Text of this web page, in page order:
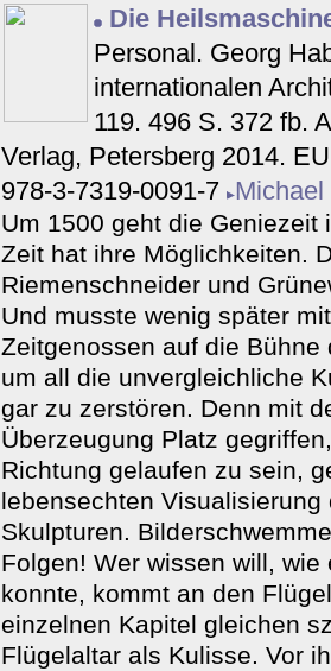
Die
Personal. Georg
internationalen
119. 496 S. 372 fb.
Verlag, Petersberg 2014.
978-3-7319-0091-7 Michael
Um 1500 geht die
Zeit hat ihre Möglichkeiten.
Riemenschneider und
Und musste wenig später
Zeitgenossen auf die
um all die unvergleichliche
gar zu zerstören. Denn mit
Überzeugung Platz
Richtung gelaufen zu sein,
lebensechten
Skulpturen.
Folgen! Wer wissen will,
konnte, kommt an den
einzelnen Kapitel gleichen
Flügelaltar als Kulisse. Vor